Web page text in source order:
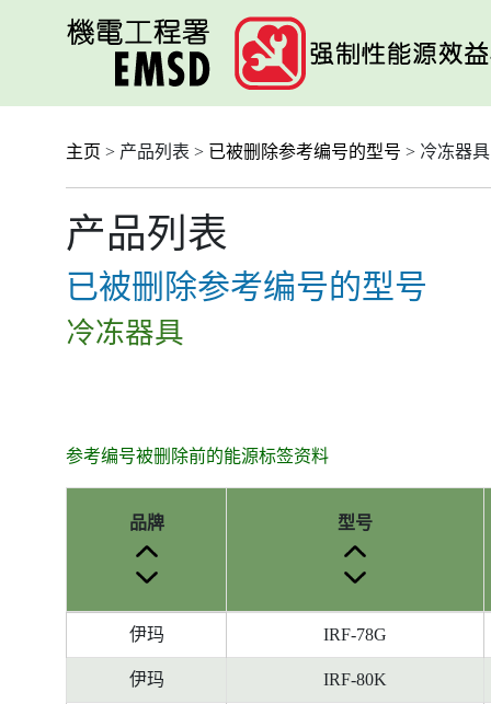
主页 > 产品列表 > 已被删除参考编号的型号 > 冷冻器具
产品列表
已被删除参考编号的型号
冷冻器具
参考编号被删除前的能源标签资料
品牌 型号
伊玛 IRF-78G
伊玛 IRF-80K